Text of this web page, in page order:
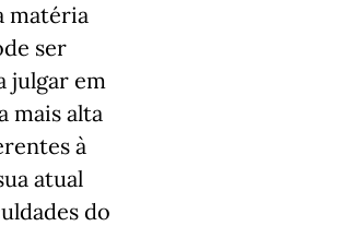
matéria
ser
julgar em
mais alta
à
atual
do